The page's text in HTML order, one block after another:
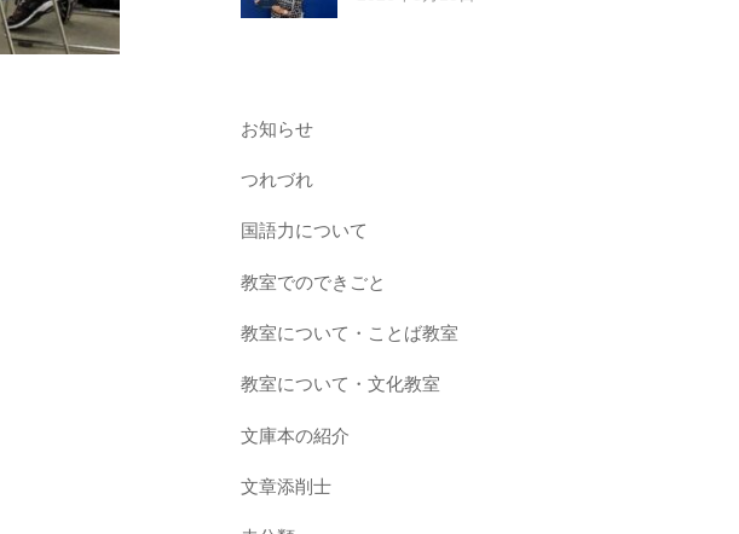
お知らせ
つれづれ
国語力について
教室でのできごと
教室について・ことば教室
教室について・文化教室
文庫本の紹介
文章添削士